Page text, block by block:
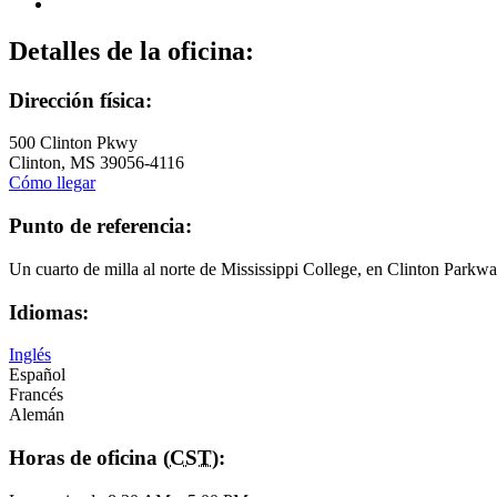
Detalles de la oficina:
Dirección física:
500 Clinton Pkwy
Clinton, MS 39056-4116
Cómo llegar
Punto de referencia:
Un cuarto de milla al norte de Mississippi College, en Clinton
Idiomas:
Inglés
Español
Francés
Alemán
Horas de oficina (CST):